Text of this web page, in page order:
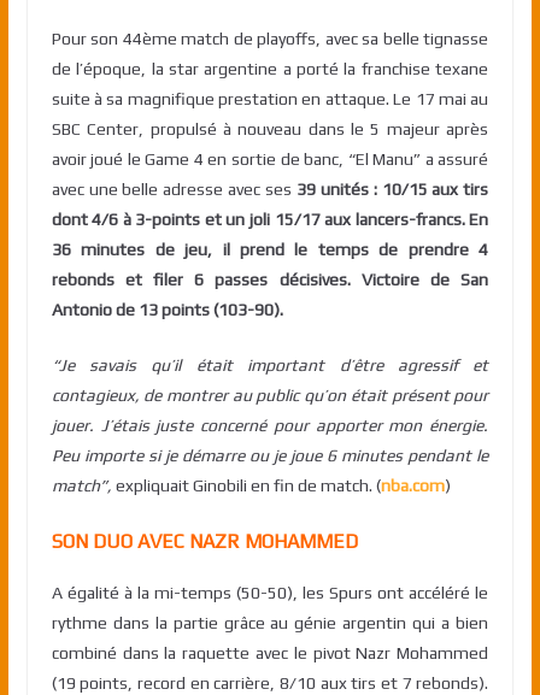
Pour son 44ème match de playoffs, avec sa belle tignasse
de l’époque, la star argentine a porté la franchise texane
suite à sa magnifique prestation en attaque. Le 17 mai au
SBC Center, propulsé à nouveau dans le 5 majeur après
avoir joué le Game 4 en sortie de banc, “El Manu” a assuré
avec une belle adresse avec ses 39 unités : 10/15 aux tirs
dont 4/6 à 3-points et un joli 15/17 aux lancers-francs. En
36 minutes de jeu, il prend le temps de prendre 4
rebonds et filer 6 passes décisives. Victoire de San
Antonio de 13 points (103-90).
“Je savais qu’il était important d’être agressif et
contagieux, de montrer au public qu’on était présent pour
jouer. J’étais juste concerné pour apporter mon énergie.
Peu importe si je démarre ou je joue 6 minutes pendant le
match”, expliquait Ginobili en fin de match. (nba.com)
SON DUO AVEC NAZR MOHAMMED
A égalité à la mi-temps (50-50), les Spurs ont accéléré le
rythme dans la partie grâce au génie argentin qui a bien
combiné dans la raquette avec le pivot Nazr Mohammed
(19 points, record en carrière, 8/10 aux tirs et 7 rebonds).